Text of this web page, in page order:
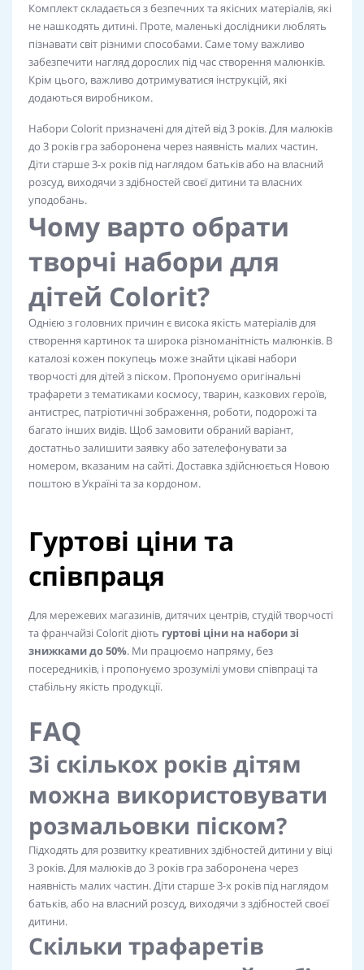
Комплект складається з безпечних та якісних матеріалів, які
не нашкодять дитині. Проте, маленькі дослідники люблять
пізнавати світ різними способами. Саме тому важливо
забезпечити нагляд дорослих під час створення малюнків.
Крім цього, важливо дотримуватися інструкцій, які
додаються виробником.
Набори Colorit призначені для дітей від 3 років. Для малюків
до 3 років гра заборонена через наявність малих частин.
Діти старше 3-х років під наглядом батьків або на власний
розсуд, виходячи з здібностей своєї дитини та власних
уподобань.
Чому варто обрати
творчі набори для
дітей Colorit?
Однією з головних причин є висока якість матеріалів для
створення картинок та широка різноманітність малюнків. В
каталозі кожен покупець може знайти цікаві набори
творчості для дітей з піском. Пропонуємо оригінальні
трафарети з тематиками космосу, тварин, казкових героїв,
антистрес, патріотичні зображення, роботи, подорожі та
багато інших видів. Щоб замовити обраний варіант,
достатньо залишити заявку або зателефонувати за
номером, вказаним на сайті. Доставка здійснюється Новою
поштою в Україні та за кордоном.
Гуртові ціни та
співпраця
Для мережевих магазинів, дитячих центрів, студій творчості
та франчайзі Colorit діють гуртові ціни на набори зі
знижками до 50%. Ми працюємо напряму, без
посередників, і пропонуємо зрозумілі умови співпраці та
стабільну якість продукції.
FAQ
Зі скількох років дітям
можна використовувати
розмальовки піском?
Підходять для розвитку креативних здібностей дитини у віці
3 років. Для малюків до 3 років гра заборонена через
наявність малих частин. Діти старше 3-х років під наглядом
батьків, або на власний розсуд, виходячи з здібностей своєї
дитини.
Скільки трафаретів